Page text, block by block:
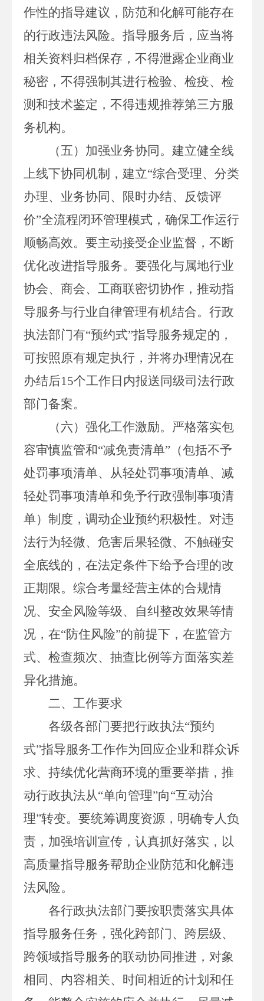
作性的指导建议，防范和化解可能存在
的行政违法风险。指导服务后， 应当将
相关资料归档保存 ， 不得泄露企业商业
秘密，不得强制其进行检验、检疫、检
测和技术鉴定，不得违规推荐第三方服
务机构。
（五）加强业务协同。 建立健全线
上线下协同机制，建立“综合受理、分类
办理、业务协同、限时办结、反馈评
价”全流程闭环管理模式，确保工作运行
顺畅高效。要主动接受企业监督，不断
优化改进指导服务。要强化与属地行业
协会、商会、工商联密切协作，推动指
导服务与行业自律管理有机结合。行政
执法部门有“预约式”指导服务规定的，
可按照原有规定执行，并将办理情况在
办结后15个工作日内报送同级司法行政
部门备案。
（六）强化工作激励。 严格落实包
容审慎监管和“减免责清单”（包括不予
处罚事项清单、从轻处罚事项清单、减
轻处罚事项清单和免予行政强制事项清
单）制度 ， 调动企业预约积极性。对违
法行为轻微、危害后果轻微、不触碰安
全底线的，在法定条件下给予合理的改
正期限。综合考量经营主体的合规情
况、安全风险等级、自纠整改效果等情
况，在“防住风险”的前提下，在监管方
式、检查频次、抽查比例等方面落实差
异化措施。
二、工作要求
各级各部门要把行政执法“预约
式”指导服务工作作为回应企业和群众诉
求、持续优化营商环境的重要举措，推
动行政执法从“单向管理”向“互动治
理”转变。要统筹调度资源，明确专人负
责，加强培训宣传，认真抓好落实，以
高质量指导服务帮助企业防范和化解违
法风险。
各行政执法部门要按职责落实具体
指导服务任务， 强化跨部门、跨层级、
跨领域指导服务的联动协同推进，对象
相同、内容相关、时间相近的计划和任